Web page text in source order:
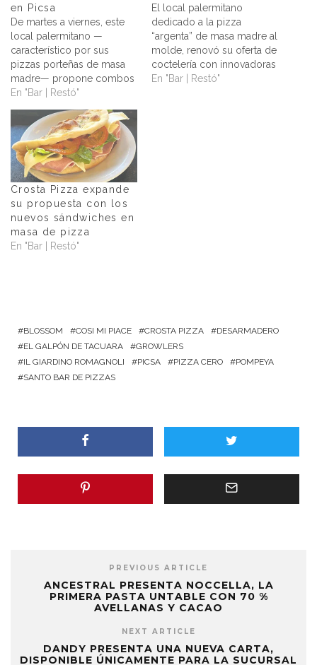
en Picsa
De martes a viernes, este
local palermitano —
característico por sus
pizzas porteñas de masa
madre— propone combos
a precios especiales que
incluyen dos porciones de
pizzas clásicas (muzza,
napolitana o calabresa) y
una bebida a elección. Para
los mediodías o las tardes
de la semana, Picsa —el
restaurante del chef…
En "Bar | Restó"
El local palermitano
dedicado a la pizza
“argenta” de masa madre al
molde, renovó su oferta de
coctelería con innovadoras
creaciones inspiradas en
En "Bar | Restó"
Crosta Pizza expande
su propuesta con los
nuevos sándwiches en
masa de pizza
En "Bar | Restó"
BLOSSOM COSI MI PIACE CROSTA PIZZA
DESARMADERO
EL GALPÓN DE TACUARA
GROWLERS
IL GIARDINO ROMAGNOLI
PICSA PIZZA CERO
POMPEYA
SANTO BAR DE PIZZAS
PREVIOUS ARTICLE
ANCESTRAL PRESENTA NOCCELLA, LA
PRIMERA PASTA UNTABLE CON 70 %
AVELLANAS Y CACAO
NEXT ARTICLE
DANDY PRESENTA UNA NUEVA CARTA,
DISPONIBLE ÚNICAMENTE PARA LA SUCURSAL